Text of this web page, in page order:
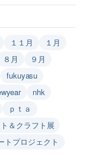
１１月
１月
８月
９月
fukuyasu
nhk
ｐｔａ
＆クラフト展
トプロジェクト